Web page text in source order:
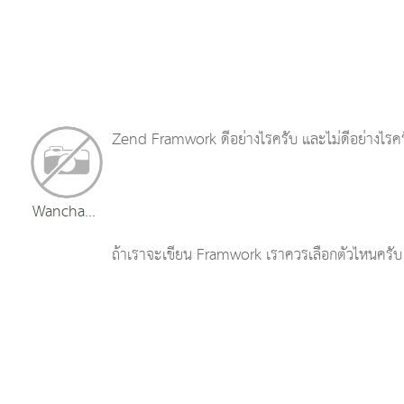
Wanchana
Zend Framwork ดีอย่างไรครับ และไม่ดีอย่างไร
ถ้าเราจะเขียน Framwork เราควรเลือกตัวไหนครับ